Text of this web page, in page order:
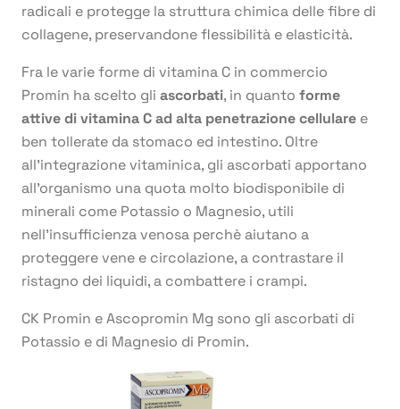
radicali e protegge la struttura chimica delle fibre di
collagene, preservandone flessibilità e elasticità.
Fra le varie forme di vitamina C in commercio
Promin ha scelto gli ascorbati, in quanto forme
attive di vitamina C ad alta penetrazione cellulare e
ben tollerate da stomaco ed intestino. Oltre
all’integrazione vitaminica, gli ascorbati apportano
all’organismo una quota molto biodisponibile di
minerali come Potassio o Magnesio, utili
nell’insufficienza venosa perchè aiutano a
proteggere vene e circolazione, a contrastare il
ristagno dei liquidi, a combattere i crampi.
CK Promin e Ascopromin Mg sono gli ascorbati di
Potassio e di Magnesio di Promin.